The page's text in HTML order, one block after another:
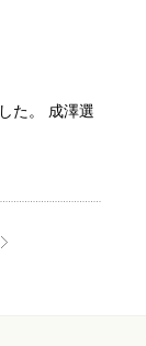
た。 成澤選